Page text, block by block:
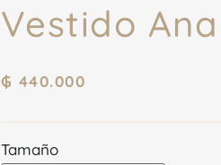
Vestido
₲ 440.000
Tamaño